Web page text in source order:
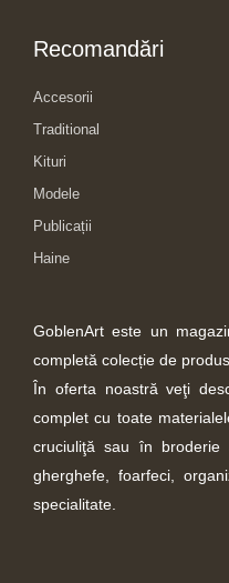
Recomandări
Accesorii
Traditional
Kituri
Modele
Publicații
Haine
GoblenArt este un
completă colecție de
În oferta noastră veţi
complet cu toate
cruciuliţă sau în broderie
gherghefe, foarfeci,
specialitate.